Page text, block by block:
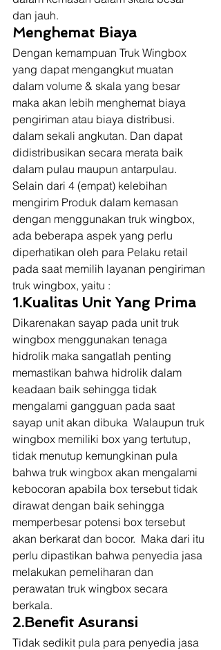
dan jauh.
Menghemat Biaya
Dengan kemampuan Truk Wingbox
yang dapat mengangkut muatan
dalam volume & skala yang besar
maka akan lebih menghemat biaya
pengiriman atau biaya distribusi.
dalam sekali angkutan. Dan dapat
didistribusikan secara merata baik
dalam pulau maupun antarpulau.
Selain dari 4 (empat) kelebihan
mengirim Produk dalam kemasan
dengan menggunakan truk wingbox,
ada beberapa aspek yang perlu
diperhatikan oleh para Pelaku retail
pada saat memilih layanan pengiriman
truk wingbox, yaitu :
1.Kualitas Unit Yang Prima
Dikarenakan sayap pada unit truk
wingbox menggunakan tenaga
hidrolik maka sangatlah penting
memastikan bahwa hidrolik dalam
keadaan baik sehingga tidak
mengalami gangguan pada saat
sayap unit akan dibuka  Walaupun truk
wingbox memiliki box yang tertutup,
tidak menutup kemungkinan pula
bahwa truk wingbox akan mengalami
kebocoran apabila box tersebut tidak
dirawat dengan baik sehingga
memperbesar potensi box tersebut
akan berkarat dan bocor.  Maka dari itu
perlu dipastikan bahwa penyedia jasa
melakukan pemeliharan dan
perawatan truk wingbox secara
berkala.
2.Benefit Asuransi
Tidak sedikit pula para penyedia jasa